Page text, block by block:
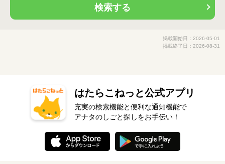
検索する
掲載開始日：2026-05-01
掲載終了日：2026-08-31
はたらこねっと公式アプリ
充実の検索機能と便利な通知機能で
アナタのしごと探しをお手伝い！